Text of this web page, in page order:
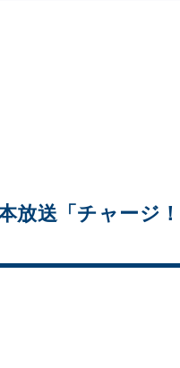
放送「チャージ